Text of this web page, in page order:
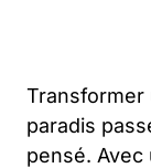
Transformer
paradis
pensé.